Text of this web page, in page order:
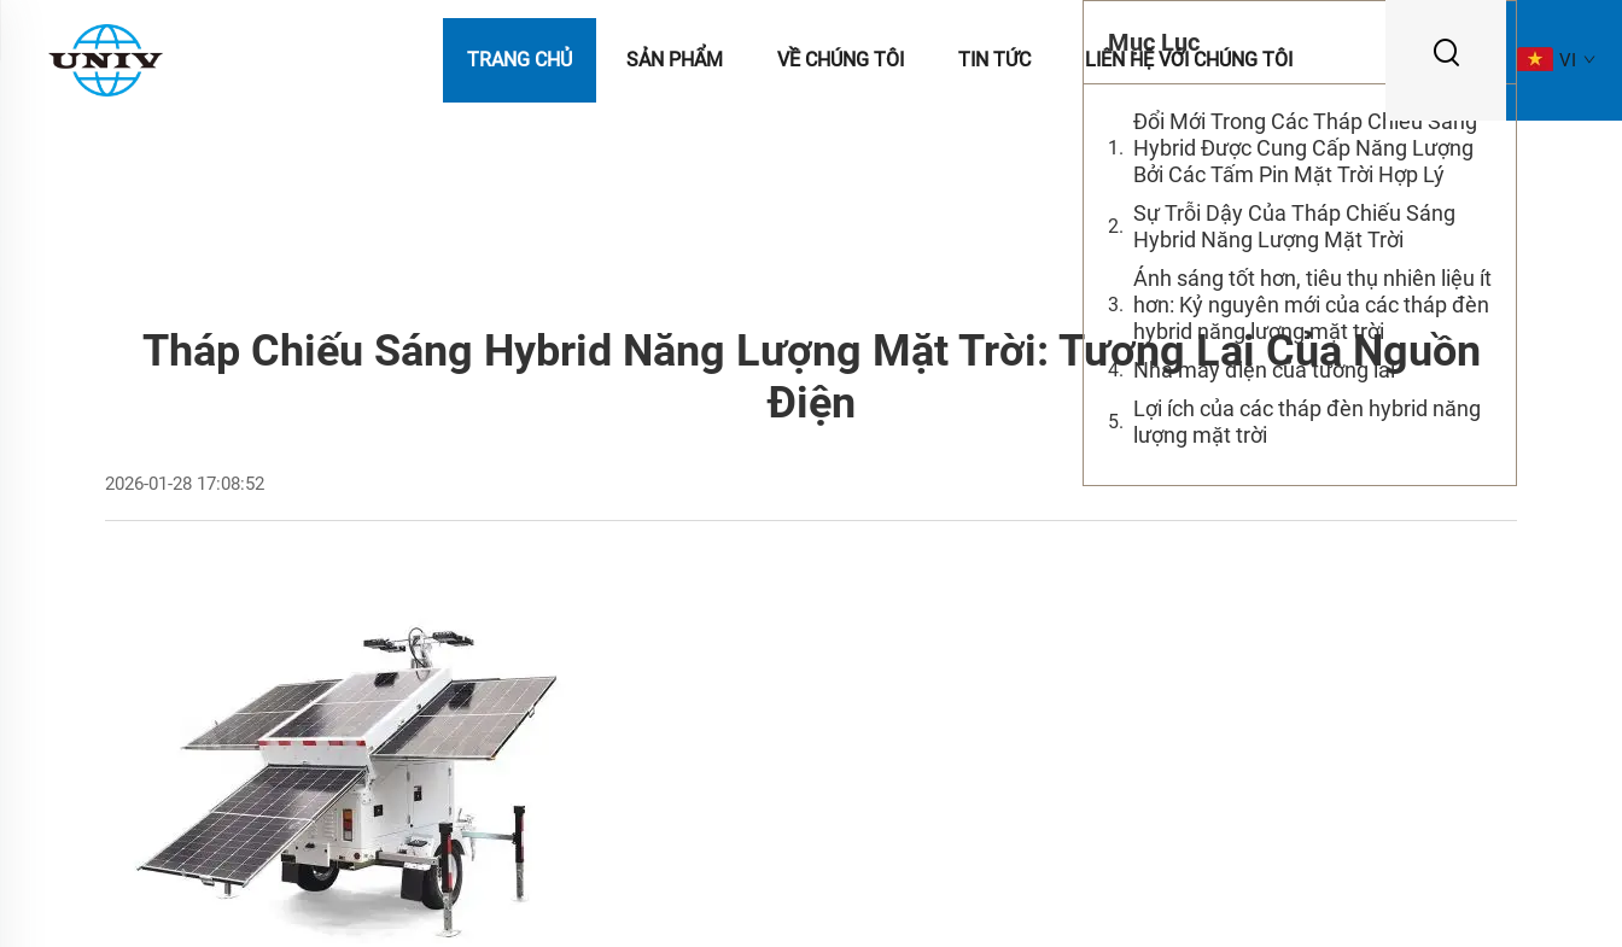
TRANG CHỦ SẢN PHẨM VỀ CHÚNG TÔI TIN TỨC LIÊN HỆ VỚI CHÚNG TÔI VI
Tháp Chiếu Sáng Hybrid Năng Lượng Mặt Trời: Tương Lai Của Nguồn
Điện
2026-01-28 17:08:52
Mục Lục
Đổi Mới Trong Các Tháp Chiếu Sáng
Hybrid Được Cung Cấp Năng Lượng
Bởi Các Tấm Pin Mặt Trời Hợp Lý
Sự Trỗi Dậy Của Tháp Chiếu Sáng
Hybrid Năng Lượng Mặt Trời
Ánh sáng tốt hơn, tiêu thụ nhiên liệu ít
hơn: Kỷ nguyên mới của các tháp đèn
hybrid năng lượng mặt trời
Nhà máy điện của tương lai
Lợi ích của các tháp đèn hybrid năng
lượng mặt trời